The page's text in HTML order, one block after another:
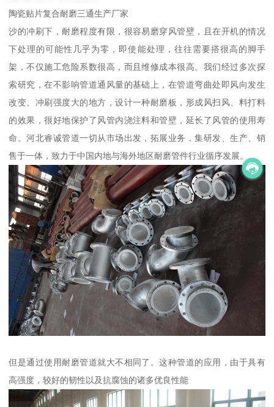
陶瓷贴片复合耐磨三通生产厂家
沙的冲刷下，耐磨程度有限，很容易磨穿风管壁，且在开机的情况
下处理的可能性几乎为零，即使能处理，往往需要搭很高的脚手
架，不仅施工危险系数很高，而且维修成本很高。我们经过多次探
索研究，在不影响管道通风量的基础上，在管道弯曲处即风向发生
改变、冲刷强度大的地方，设计一种耐磨板，形成风扫风、料打料
的效果，很好地保护了风管内浇注料和管壁，延长了风管的使用寿
命。河北睿诚管道一切从市场出发，拓展业务，集研发、生产、销
售于一体，致力于中国内地与海外地区耐磨管件行业循序发展。
但是通过使用耐磨管道就大不相同了。这种管道的应用，由于具有
高强度，较好的韧性以及抗腐蚀的诸多优良性能